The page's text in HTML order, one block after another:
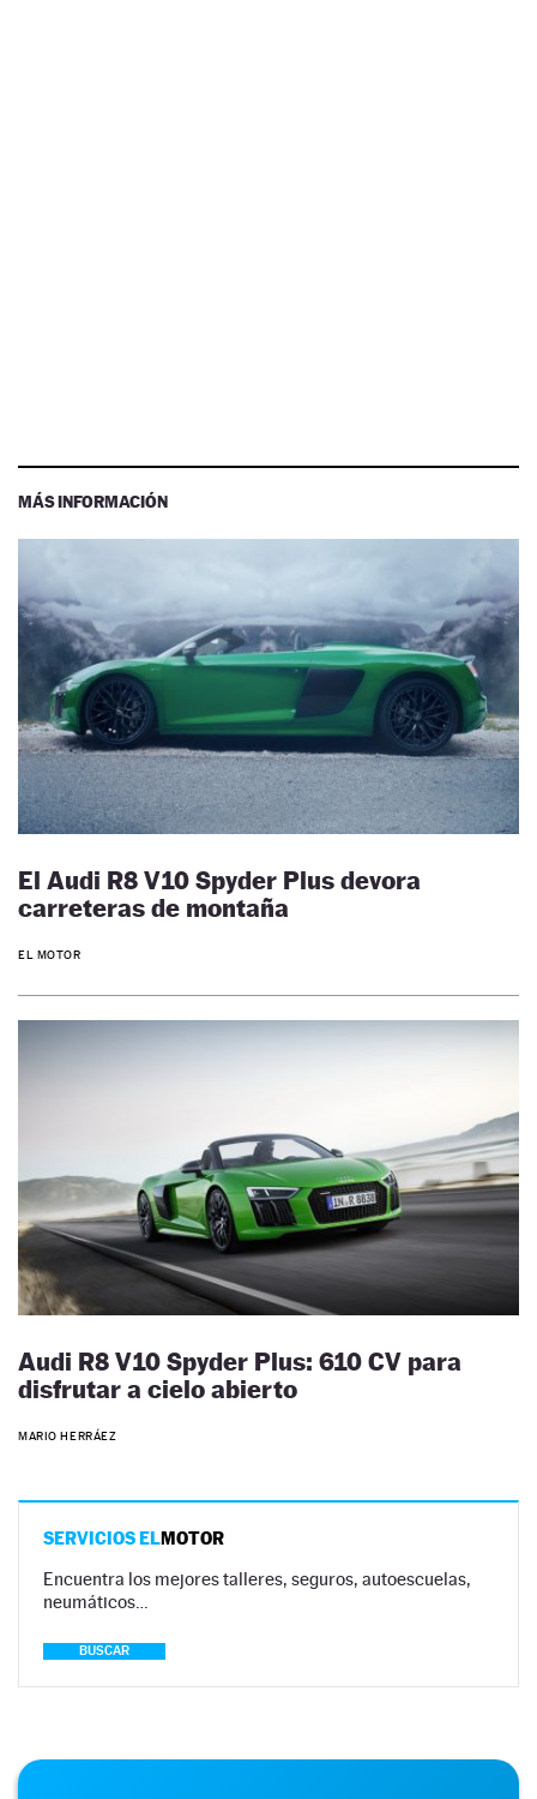
MÁS INFORMACIÓN
El Audi R8 V10 Spyder Plus devora
carreteras de montaña
EL MOTOR
Audi R8 V10 Spyder Plus: 610 CV para
disfrutar a cielo abierto
MARIO HERRÁEZ
SERVICIOS ELMOTOR
Encuentra los mejores talleres, seguros, autoescuelas,
neumáticos…
BUSCAR